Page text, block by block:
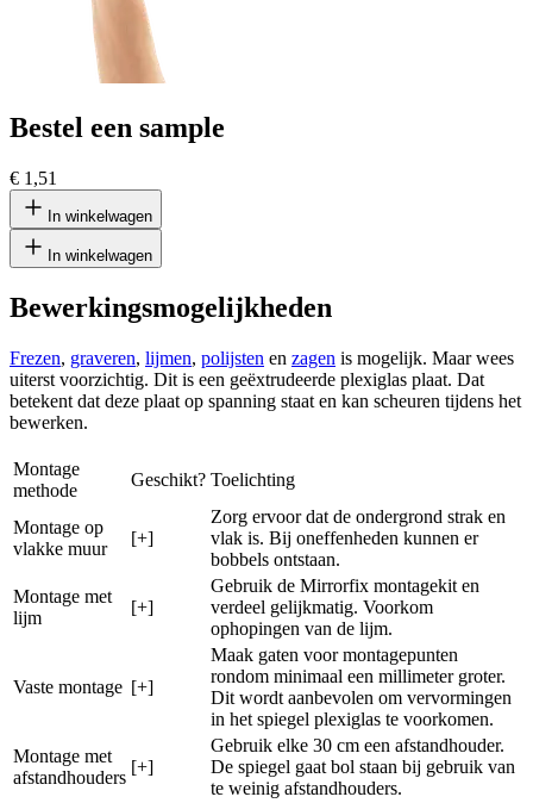
Bestel een sample
€ 1,51
In winkelwagen
In winkelwagen
Bewerkingsmogelijkheden
Frezen, graveren, lijmen, polijsten en zagen is mogelijk. Maar wees
uiterst voorzichtig. Dit is een geëxtrudeerde plexiglas plaat. Dat
betekent dat deze plaat op spanning staat en kan scheuren tijdens het
bewerken.
Montage
methode
Geschikt? Toelichting
Montage op
vlakke muur
[+]
Zorg ervoor dat de ondergrond strak en
vlak is. Bij oneffenheden kunnen er
bobbels ontstaan.
Montage met
lijm
[+]
Gebruik de Mirrorfix montagekit en
verdeel gelijkmatig. Voorkom
ophopingen van de lijm.
Vaste montage [+]
Maak gaten voor montagepunten
rondom minimaal een millimeter groter.
Dit wordt aanbevolen om vervormingen
in het spiegel plexiglas te voorkomen.
Montage met
afstandhouders
[+]
Gebruik elke 30 cm een afstandhouder.
De spiegel gaat bol staan bij gebruik van
te weinig afstandhouders.